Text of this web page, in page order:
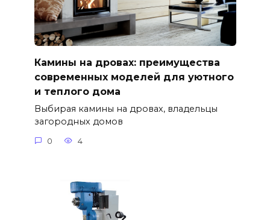
Камины на дровах: преимущества
современных моделей для уютного
и теплого дома
Выбирая камины на дровах, владельцы
загородных домов
0 4